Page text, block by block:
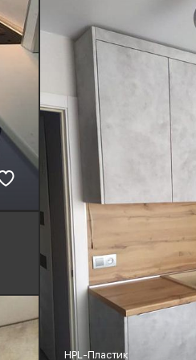
Boyard, Blum
HPL-Пластик